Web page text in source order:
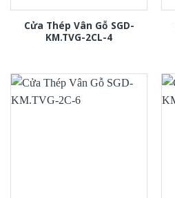
Cửa Thép Vân Gỗ SGD-
KM.TVG-2CL-4